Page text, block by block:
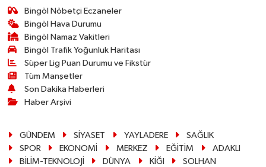
Bingöl Nöbetçi Eczaneler
Bingöl Hava Durumu
Bingöl Namaz Vakitleri
Bingöl Trafik Yoğunluk Haritası
Süper Lig Puan Durumu ve Fikstür
Tüm Manşetler
Son Dakika Haberleri
Haber Arşivi
GÜNDEM SİYASET YAYLADERE
SAĞLIK
SPOR
EKONOMİ MERKEZ EĞİTİM
ADAKLI
BİLİM-TEKNOLOJİ
DÜNYA KİĞI
SOLHAN